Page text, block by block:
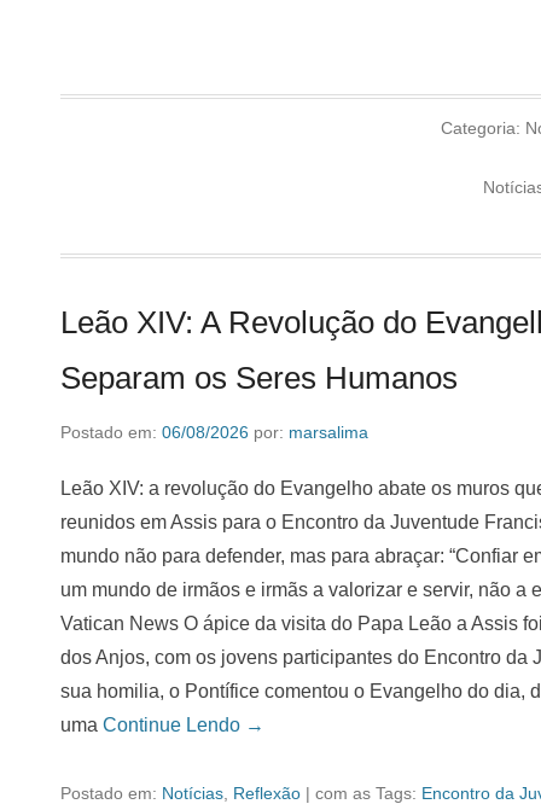
Categoria:
Leão XIV: A Revolução do
Separam os Seres Humanos
Postado em: 06/08/2026 por: marsalima
Leão XIV: a revolução do Evangelho abate os muros
reunidos em Assis para o Encontro da Juventude
mundo não para defender, mas para abraçar: “Confiar
um mundo de irmãos e irmãs a valorizar e servir, não a
Vatican News O ápice da visita do Papa Leão a Assis
dos Anjos, com os jovens participantes do Encontro da
sua homilia, o Pontífice comentou o Evangelho do dia,
uma Continue Lendo →
Postado em: Notícias Reflexão | com as Tags: Encontro da